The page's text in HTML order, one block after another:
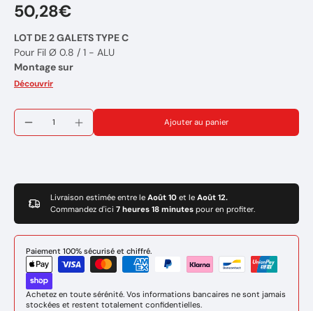
50,28€
LOT DE 2 GALETS TYPE C
Pour Fil Ø 0.8 / 1 - ALU
Montage sur
Modèles:
Diamètre extérieur : 37mm
Diamètre de l'alésage : 19mm
Largeur : 12mm
Découvrir
Ajouter au panier
Livraison estimée entre le Août 10 et le Août 12.
Commandez d'ici 7 heures 18 minutes pour en profiter.
Paiement 100% sécurisé et chiffré.
Achetez en toute sérénité. Vos informations bancaires ne sont jamais
stockées et restent totalement confidentielles.